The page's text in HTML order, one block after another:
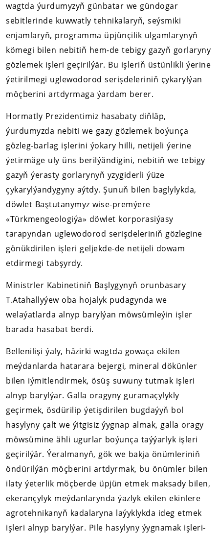
wagtda ýurdumyzyň günbatar we gündogar
sebitlerinde kuwwatly tehnikalaryň, seýsmiki
enjamlaryň, programma üpjünçilik ulgamlarynyň
kömegi bilen nebitiň hem-de tebigy gazyň gorlaryny
gözlemek işleri geçirilýär. Bu işleriň üstünlikli ýerine
ýetirilmegi uglewodorod serişdeleriniň çykarylýan
möçberini artdyrmaga ýardam berer.
Hormatly Prezidentimiz hasabaty diňläp,
ýurdumyzda nebiti we gazy gözlemek boýunça
gözleg-barlag işlerini ýokary hilli, netijeli ýerine
ýetirmäge uly üns berilýändigini, nebitiň we tebigy
gazyň ýerasty gorlarynyň yzygiderli ýüze
çykarylýandygyny aýtdy. Şunuň bilen baglylykda,
döwlet Baştutanymyz wise-premýere
«Türkmengeologiýa» döwlet korporasiýasy
tarapyndan uglewodorod serişdeleriniň gözlegine
gönükdirilen işleri geljekde-de netijeli dowam
etdirmegi tabşyrdy.
Ministrler Kabinetiniň Başlygynyň orunbasary
T.Atahallyýew oba hojalyk pudagynda we
welaýatlarda alnyp barylýan möwsümleýin işler
barada hasabat berdi.
Bellenilişi ýaly, häzirki wagtda gowaça ekilen
meýdanlarda hatarara bejergi, mineral dökünler
bilen iýmitlendirmek, ösüş suwuny tutmak işleri
alnyp barylýar. Galla oragyny guramaçylykly
geçirmek, ösdürilip ýetişdirilen bugdaýyň bol
hasylyny çalt we ýitgisiz ýygnap almak, galla oragy
möwsümine ähli ugurlar boýunça taýýarlyk işleri
geçirilýär. Ýeralmanyň, gök we bakja önümleriniň
öndürilýän möçberini artdyrmak, bu önümler bilen
ilaty ýeterlik möçberde üpjün etmek maksady bilen,
ekerançylyk meýdanlarynda ýazlyk ekilen ekinlere
agrotehnikanyň kadalaryna laýyklykda ideg etmek
işleri alnyp barylýar. Pile hasylyny ýygnamak işleri-